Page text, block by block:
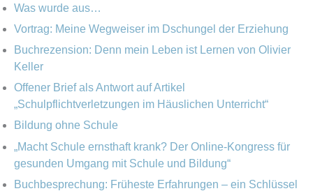
e
n
n
a
c
Was wurde aus…
Vortrag: Meine Wegweiser im Dschungel der Erziehung
Buchrezension: Denn mein Leben ist Lernen von Olivier
Keller
Offener Brief als Antwort auf Artikel
„Schulpflichtverletzungen im Häuslichen Unterricht“
Bildung ohne Schule
„Macht Schule ernsthaft krank? Der Online-Kongress für
gesunden Umgang mit Schule und Bildung“
Buchbesprechung: Früheste Erfahrungen – ein Schlüssel
i
e
n